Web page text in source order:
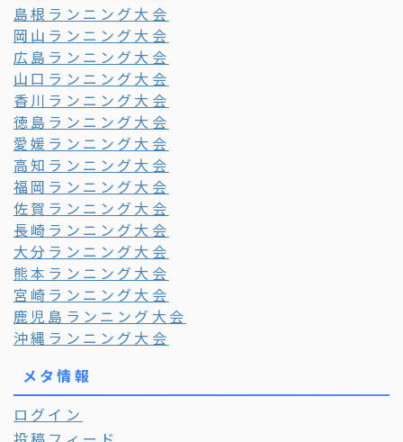
島根ランニング大会
岡山ランニング大会
広島ランニング大会
山口ランニング大会
香川ランニング大会
徳島ランニング大会
愛媛ランニング大会
高知ランニング大会
福岡ランニング大会
佐賀ランニング大会
長崎ランニング大会
大分ランニング大会
熊本ランニング大会
宮崎ランニング大会
鹿児島ランニング大会
沖縄ランニング大会
メタ情報
ログイン